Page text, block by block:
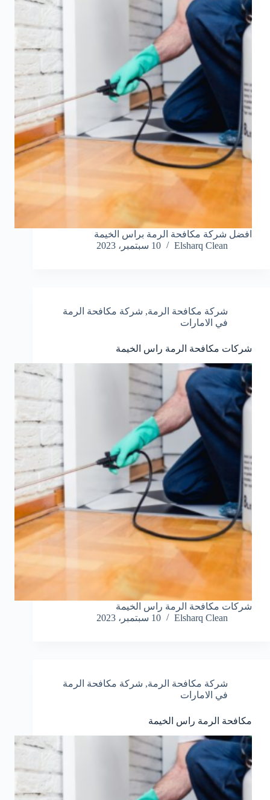
افضل شركة مكافحة الرمة براس الخيمة
Elsharq Clean
10 سبتمبر، 2023
شركة مكافحة الرمة, شركة مكافحة الرمة
في الامارات
شركات مكافحة الرمة راس الخيمة
شركات مكافحة الرمة راس الخيمة
Elsharq Clean
10 سبتمبر، 2023
شركة مكافحة الرمة, شركة مكافحة الرمة
في الامارات
مكافحة الرمة راس الخيمة